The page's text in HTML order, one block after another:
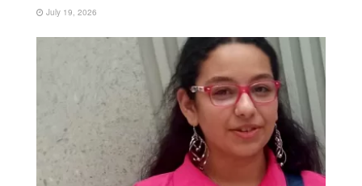
July 19, 2026